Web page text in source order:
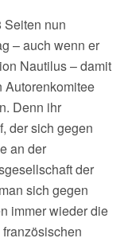
Seiten nun
– auch wenn er
Nautilus – damit
Autorenkomitee
Denn ihr
der sich gegen
an der
der
sich gegen
immer wieder die